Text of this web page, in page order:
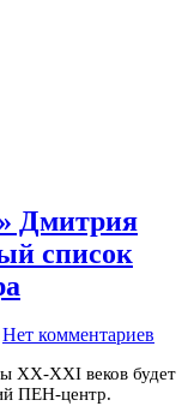
Дмитрия
список
Нет комментариев
ХХ-ХХI веков будет
ПЕН-центр.